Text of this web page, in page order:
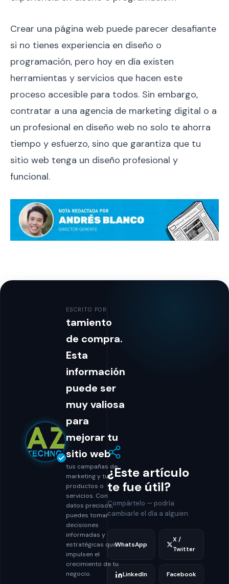
Crear una página web puede parecer desafiante
si no tienes experiencia en diseño o
programación, pero hoy en día existen
herramientas y servicios que hacen este
proceso accesible para todos. Sin embargo,
contratar a una agencia de marketing digital o a
un profesional en diseño web no solo te ahorra
tiempo y esfuerzo, sino que garantiza que tu
sitio web tenga un diseño profesional y
funcional.
ESCRITO POR
tamiento
de compra.
Esta
información
puede ser
muy valiosa
para
mejorar tu
sitio web
tus campañas de
marketing y tus
productos o
servicios. Con
datos precisos,
puedes tomar
decisiones
informadas y
estratégicas que
impulsen el
crecimiento de tu
negocio.
¿Este artículo
te fue útil?
Compártelo — podría
cambiarle el día a alguien
WhatsApp
X /
Twitter
LinkedIn Facebook